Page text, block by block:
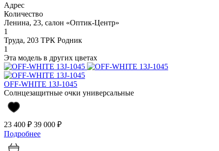
Адрес
Количество
Ленина, 23, салон «Оптик-Центр»
1
Труда, 203 ТРК Родник
1
Эта модель в других цветах
OFF-WHITE 13J-1045
Солнцезащитные очки универсальные
23 400 ₽ 39 000 ₽
Подробнее